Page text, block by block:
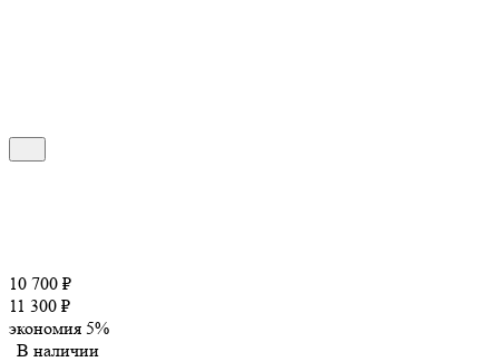
10 700 ₽
11 300 ₽
экономия 5%
В наличии